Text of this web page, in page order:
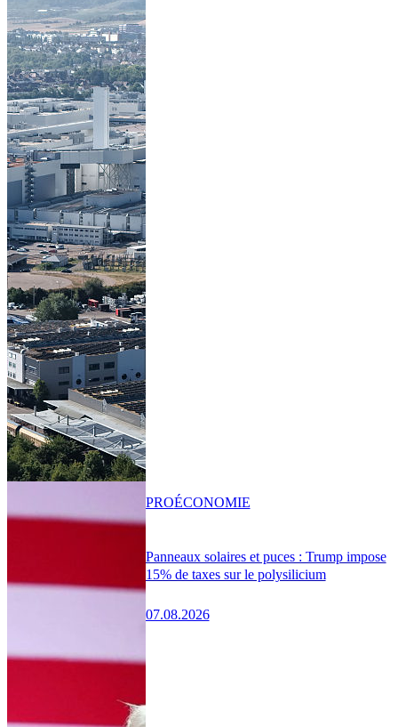
Panneaux solaires et puces : Trump impose
15% de taxes sur le polysilicium
07.08.2026
PROÉCONOMIE